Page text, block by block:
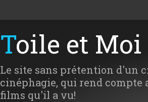
Toile et Moi
Le site sans prétention d'un
cinéphagie, qui rend compte
films qu'il a vu!